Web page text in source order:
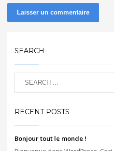
SEARCH
RECENT POSTS
Bonjour tout le monde !